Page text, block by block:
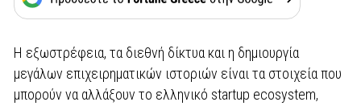
Η εξωστρέφεια, τα διεθνή δίκτυα και η δημιουργία
μεγάλων επιχειρηματικών ιστοριών είναι τα στοιχεία που
μπορούν να αλλάξουν το ελληνικό startup ecosystem,